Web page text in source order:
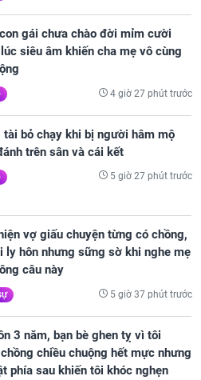
gái chưa chào đời mỉm cười
siêu âm khiến cha mẹ vô cùng
4 giờ 27 phút trước
tài bỏ chạy khi bị người hâm mộ
trên sân và cái kết
5 giờ 27 phút trước
vợ giấu chuyện từng có chồng,
ly hôn nhưng sững sờ khi nghe mẹ
câu này
5 giờ 37 phút trước
3 năm, bạn bè ghen tỵ vì tôi
chiều chuộng hết mực nhưng
phía sau khiến tôi khóc nghẹn